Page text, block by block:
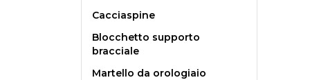
Cacciaspine
Blocchetto supporto
bracciale
Martello da orologiaio